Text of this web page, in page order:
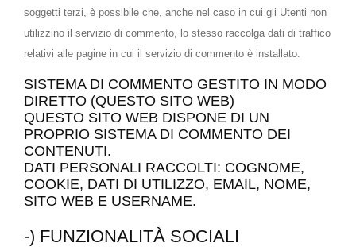
soggetti terzi, è possibile che, anche nel caso in cui gli Utenti non
utilizzino il servizio di commento, lo stesso raccolga dati di traffico
relativi alle pagine in cui il servizio di commento è installato.
SISTEMA DI COMMENTO GESTITO IN MODO
DIRETTO (QUESTO SITO WEB)
QUESTO SITO WEB DISPONE DI UN
PROPRIO SISTEMA DI COMMENTO DEI
CONTENUTI.
DATI PERSONALI RACCOLTI: COGNOME,
COOKIE, DATI DI UTILIZZO, EMAIL, NOME,
SITO WEB E USERNAME.
-) FUNZIONALITÀ SOCIALI